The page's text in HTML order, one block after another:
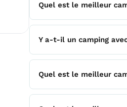
Quel est le meilleur
Y a-t-il un camping
Quel est le meilleur